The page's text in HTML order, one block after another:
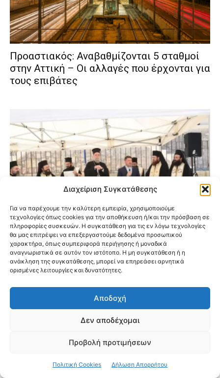
Διαχείριση Συγκατάθεσης
Για να παρέχουμε την καλύτερη εμπειρία, χρησιμοποιούμε
τεχνολογίες όπως cookies για την αποθήκευση ή/και την πρόσβαση σε
πληροφορίες συσκευών. Η συγκατάθεση για τις εν λόγω τεχνολογίες
θα μας επιτρέψει να επεξεργαστούμε δεδομένα προσωπικού
χαρακτήρα, όπως συμπεριφορά περιήγησης ή μοναδικά
αναγνωριστικά σε αυτόν τον ιστότοπο. Η μη συγκατάθεση ή η
ανάκληση της συγκατάθεσης, μπορεί να επηρεάσει αρνητικά
ορισμένες λειτουργίες και δυνατότητες.
Αποδοχή
Δεν αποδέχομαι
Προβολή προτιμήσεων
Πολιτική Cookies Δήλωση Απορρήτου
Προαστιακός: Αναβαθμίζονται 5 σταθμοί
στην Αττική – Οι αλλαγές που έρχονται για
τους επιβάτες
Εγκαινιάστηκαν οι νέες παιδικές
Νέας Ιωνίας στον Ωρωπό